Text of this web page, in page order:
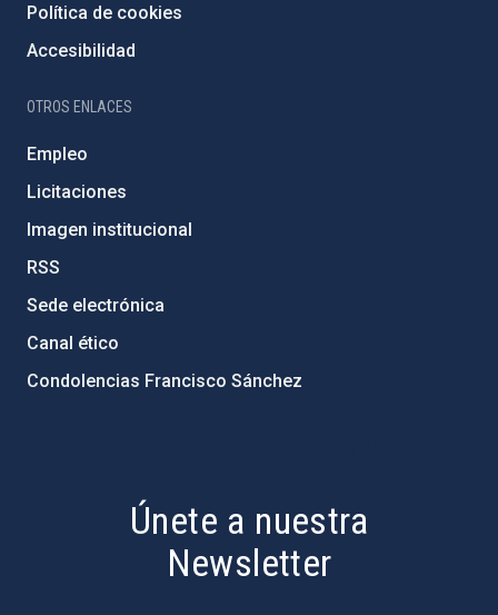
Política de cookies
Accesibilidad
OTROS ENLACES
Empleo
Licitaciones
Imagen institucional
RSS
Sede electrónica
Canal ético
Condolencias Francisco Sánchez
Únete a nuestra
Newsletter